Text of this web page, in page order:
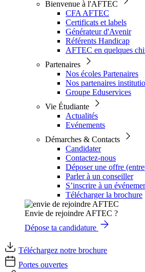
Bienvenue à l'AFTEC
CFA AFTEC
Certificats et labels
Générateur d'Avenir
Référents Handicap
AFTEC en quelques
Partenaires
Nos écoles Partenaires
Nos partenaires
Groupe Eduservices
Vie Étudiante
Actualités
Evénements
Démarches & Contacts
Candidater
Contactez-nous
Déposer une offre
Parler à un conseiller
S’inscrire à un
Télécharger la brochure
Envie de rejoindre AFTEC ?
Dépose ta candidature
Téléchargez notre brochure
Portes ouvertes